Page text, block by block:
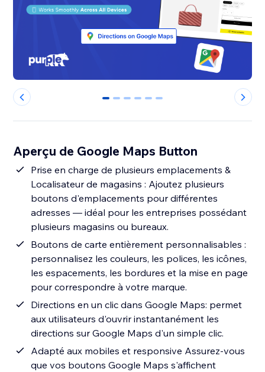
0 1 2 3 4 5
Aperçu de Google Maps Button
Prise en charge de plusieurs emplacements &
Localisateur de magasins : Ajoutez plusieurs
boutons d'emplacements pour différentes
adresses — idéal pour les entreprises possédant
plusieurs magasins ou bureaux.
Boutons de carte entièrement personnalisables :
personnalisez les couleurs, les polices, les icônes,
les espacements, les bordures et la mise en page
pour correspondre à votre marque.
Directions en un clic dans Google Maps: permet
aux utilisateurs d'ouvrir instantanément les
directions sur Google Maps d'un simple clic.
Adapté aux mobiles et responsive Assurez-vous
que vos boutons Google Maps s'affichent